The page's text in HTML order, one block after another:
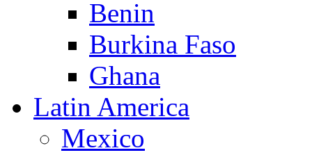
Benin
Burkina Faso
Ghana
Latin America
Mexico